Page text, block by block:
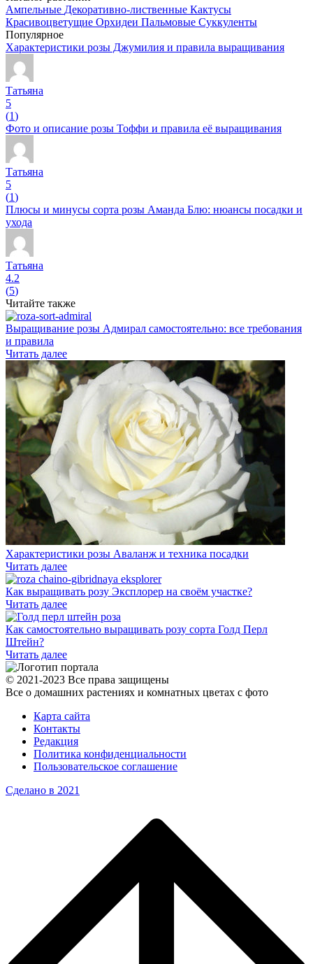
Ампельные Декоративно-лиственные Кактусы
Красивоцветущие Орхидеи Пальмовые Суккуленты
Популярное
Характеристики розы Джумилия и правила выращивания
Татьяна
5
(1)
Фото и описание розы Тоффи и правила её выращивания
Татьяна
5
(1)
Плюсы и минусы сорта розы Аманда Блю: нюансы посадки и
ухода
Татьяна
4.2
(5)
Читайте также
Выращивание розы Адмирал самостоятельно: все требования
и правила
Читать далее
Характеристики розы Аваланж и техника посадки
Читать далее
Как выращивать розу Эксплорер на своём участке?
Читать далее
Как самостоятельно выращивать розу сорта Голд Перл
Штейн?
Читать далее
© 2021-2023 Все права защищены
Все о домашних растениях и комнатных цветах с фото
Карта сайта
Контакты
Редакция
Политика конфиденциальности
Пользовательское соглашение
Сделано в 2021